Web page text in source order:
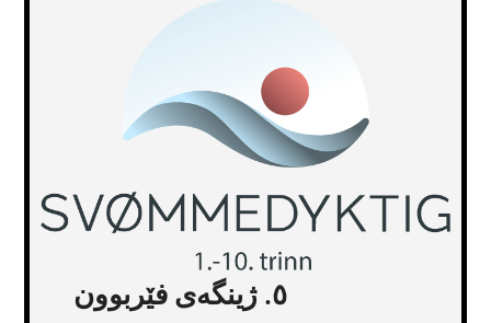
٥. ژینگەی فێربوون